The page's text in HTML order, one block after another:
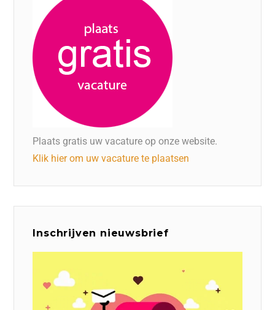
Plaats gratis uw vacature op onze website.
Klik hier om uw vacature te plaatsen
Inschrijven nieuwsbrief